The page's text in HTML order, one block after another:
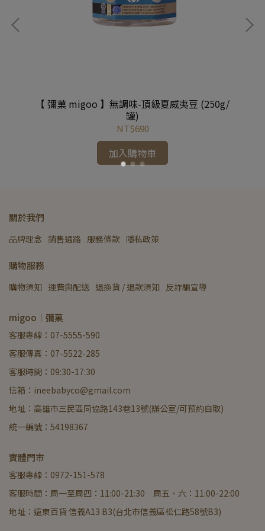
【 彌菓 migoo 】無調味-頂級夏威夷豆 (250g/
罐)
NT$690
加入購物車
關於我們
品牌理念 銷售通路 服務條款 隱私政策
購物服務
購物須知 運費與配送 退換貨 / 退款須知 反詐騙宣導
migoo｜彌菓
客服專線：07-5555-590
客服傳真：07-5522-285
客服時間：09:30-17:30
信箱：ineebabyco@gmail.com
地址：高雄市三民區同協路143巷13號(辦公室/可預約自取)
統一編號：54198367
實體門市
客服專線：0972-151-578
客服時間：周一至周四：11:00-21:30 周五、六：11:00-22:00
地址：遠東百貨 信義A13 B3(台北市信義區松仁路58號B3)